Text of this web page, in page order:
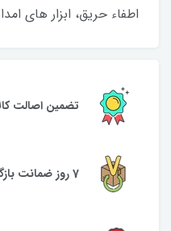
اطفاء حریق، ابزار های
تضمین اصالت
7 روز ضمانت بازگشت